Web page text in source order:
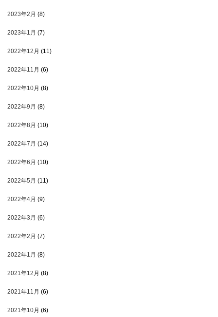
2023年2月 (8)
2023年1月 (7)
2022年12月 (11)
2022年11月 (6)
2022年10月 (8)
2022年9月 (8)
2022年8月 (10)
2022年7月 (14)
2022年6月 (10)
2022年5月 (11)
2022年4月 (9)
2022年3月 (6)
2022年2月 (7)
2022年1月 (8)
2021年12月 (8)
2021年11月 (6)
2021年10月 (6)